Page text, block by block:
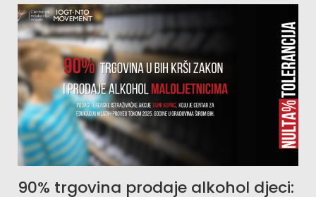
90% trgovina prodaje alkohol djeci: